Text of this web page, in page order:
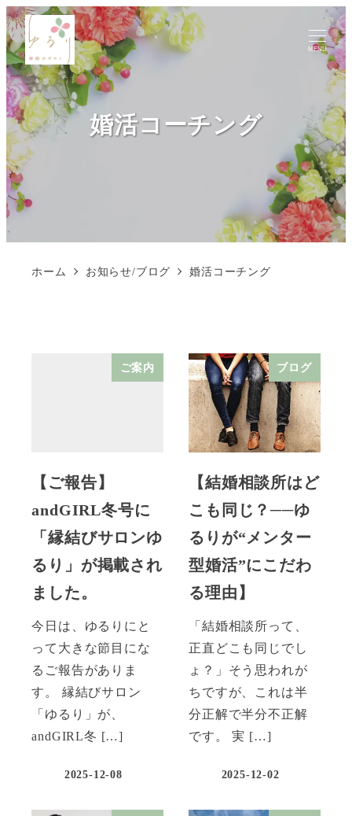
MENU
婚活コーチング
ホーム お知らせ/ブログ 婚活コーチング
ご案内
【ご報告】
andGIRL冬号に
「縁結びサロンゆ
るり」が掲載され
ました。
今日は、ゆるりにと
って大きな節目にな
るご報告がありま
す。 縁結びサロン
「ゆるり」が、
andGIRL冬 […]
2025-12-08
ブログ
【結婚相談所はど
こも同じ？──ゆ
るりが“メンター
型婚活”にこだわ
る理由】
「結婚相談所って、
正直どこも同じでし
ょ？」そう思われが
ちですが、これは半
分正解で半分不正解
です。 実 […]
2025-12-02